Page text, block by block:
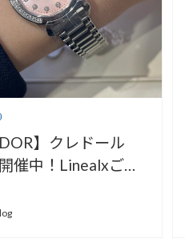
】クレドール
催中！Linealxご紹